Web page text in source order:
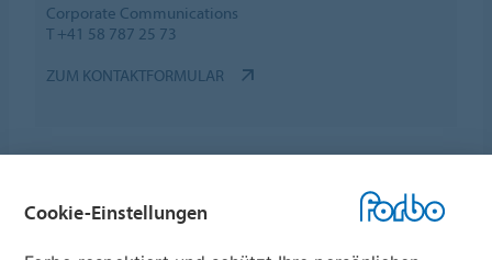
Corporate Communications
T +41 58 787 25 73
ZUM KONTAKTFORMULAR
Cookie-Einstellungen